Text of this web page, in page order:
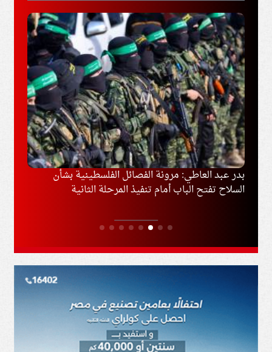
بدر عبد العاطي: مرونة الفصائل الفلسطينية بشأن
السلاح تفتح الباب أمام تنفيذ المرحلة الثانية